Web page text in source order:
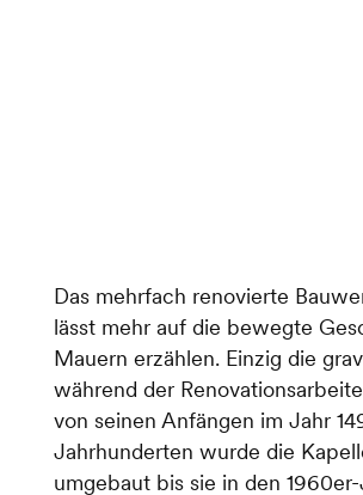
Das mehrfach renovierte
lässt mehr auf die bewegte
Mauern erzählen. Einzig die
während der
von seinen Anfängen im Jahr
Jahrhunderten wurde die
umgebaut bis sie in den